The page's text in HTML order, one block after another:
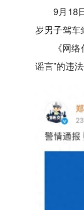
9月18
岁男子驾车
《网
谣言”的违